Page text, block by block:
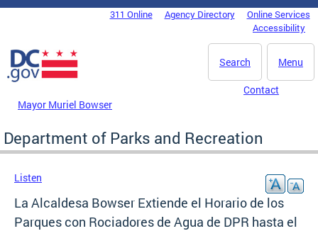
Skip to main content
DC Agency Top Menu311 Online Agency Directory
Online Services
Accessibility
Menu
Search
Mayor Muriel Bowser
Contact
Department of Parks and Recreation
Listen
La Alcaldesa Bowser Extiende el Horario de los
Parques con Rociadores de Agua de DPR hasta el